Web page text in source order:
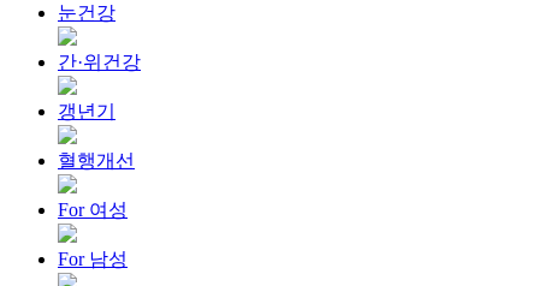
눈건강
간·위건강
갱년기
혈행개선
For 여성
For 남성